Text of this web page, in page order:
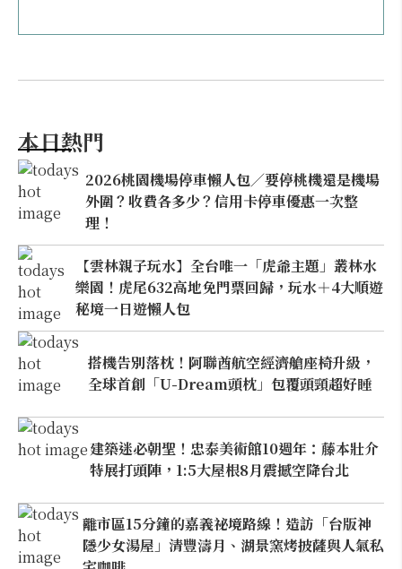
本日熱門
2026桃園機場停車懶人包／要停桃機還是機場
外圍？收費各多少？信用卡停車優惠一次整
理！
【雲林親子玩水】全台唯一「虎爺主題」叢林水
樂園！虎尾632高地免門票回歸，玩水＋4大順遊
秘境一日遊懶人包
搭機告別落枕！阿聯酋航空經濟艙座椅升級，
全球首創「U-Dream頭枕」包覆頭頸超好睡
建築迷必朝聖！忠泰美術館10週年：藤本壯介
特展打頭陣，1:5大屋根8月震撼空降台北
離市區15分鐘的嘉義祕境路線！造訪「台版神
隱少女湯屋」清豐濤月、湖景窯烤披薩與人氣私